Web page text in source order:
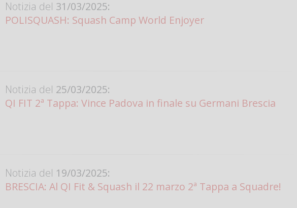
Notizia del 31/03/2025:
POLISQUASH: Squash Camp World Enjoyer
Notizia del 25/03/2025:
QI FIT 2ª Tappa: Vince Padova in finale su Germani Brescia
Notizia del 19/03/2025:
BRESCIA: Al QI Fit & Squash il 22 marzo 2ª Tappa a Squadre!